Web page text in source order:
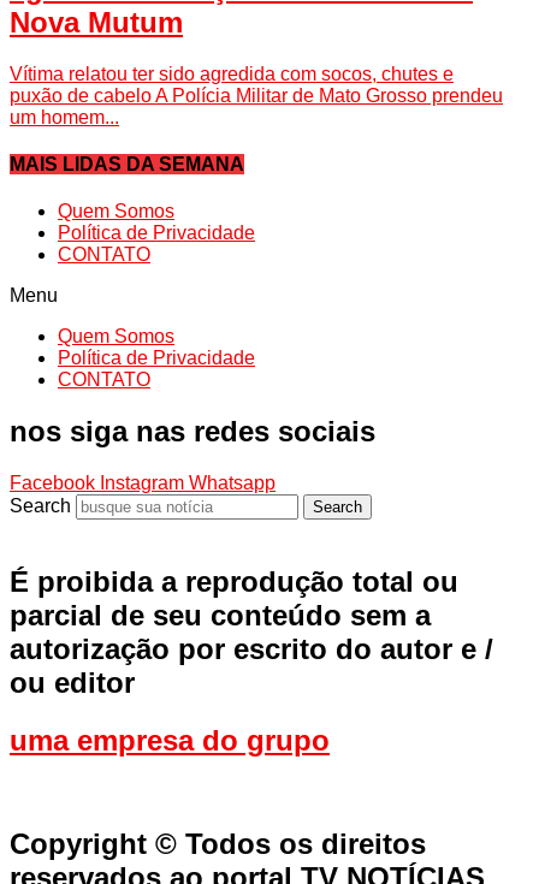
Nova Mutum
Vítima relatou ter sido agredida com socos, chutes e
puxão de cabelo A Polícia Militar de Mato Grosso prendeu
um homem...
MAIS LIDAS DA SEMANA
Quem Somos
Política de Privacidade
CONTATO
Menu
Quem Somos
Política de Privacidade
CONTATO
nos siga nas redes sociais
Facebook Instagram Whatsapp
Search
Search
É proibida a reprodução total ou
parcial de seu conteúdo sem a
autorização por escrito do autor e /
ou editor
uma empresa do grupo
Copyright © Todos os direitos
reservados ao portal TV NOTÍCIAS